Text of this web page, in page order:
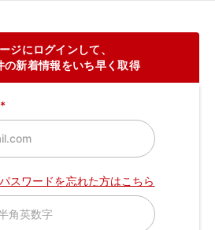
ジにログインして、
の新着情報をいち早く取得
パスワードを忘れた方はこちら